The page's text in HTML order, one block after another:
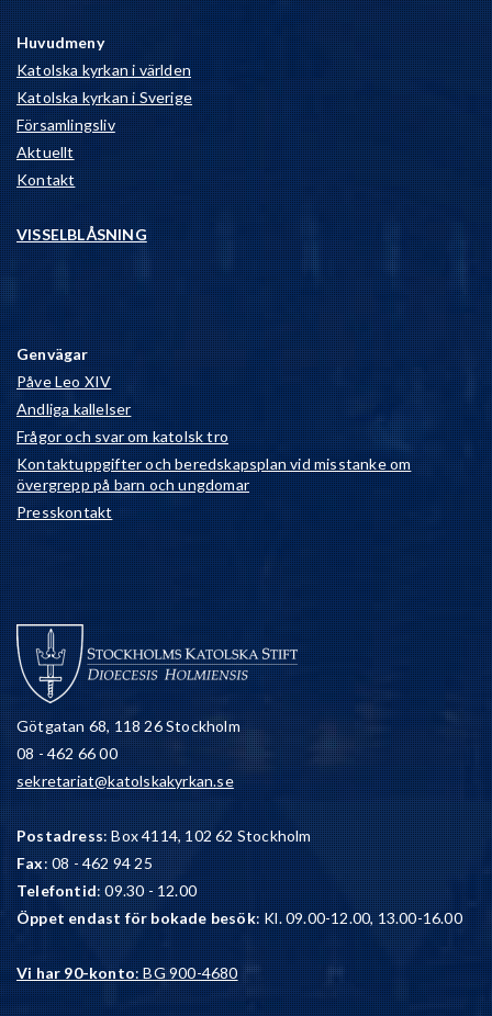
Huvudmeny
Katolska kyrkan i världen
Katolska kyrkan i Sverige
Församlingsliv
Aktuellt
Kontakt
VISSELBLÅSNING
Genvägar
Påve Leo XIV
Andliga kallelser
Frågor och svar om katolsk tro
Kontaktuppgifter och beredskapsplan vid misstanke om
övergrepp på barn och ungdomar
Presskontakt
Götgatan 68, 118 26 Stockholm
08 - 462 66 00
sekretariat@katolskakyrkan.se
Postadress: Box 4114, 102 62 Stockholm
Fax: 08 - 462 94 25
Telefontid: 09.30 - 12.00
Öppet endast för bokade besök: Kl. 09.00-12.00, 13.00-16.00
Vi har 90-konto: BG 900-4680